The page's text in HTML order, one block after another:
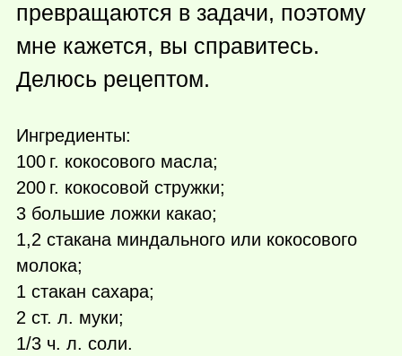
превращаются в задачи, поэтому
мне кажется, вы справитесь.
Делюсь рецептом.
Ингредиенты:
100 г. кокосового масла;
200 г. кокосовой стружки;
3 большие ложки какао;
1,2 стакана миндального или кокосового
молока;
1 стакан сахара;
2 ст. л. муки;
1/3 ч. л. соли.